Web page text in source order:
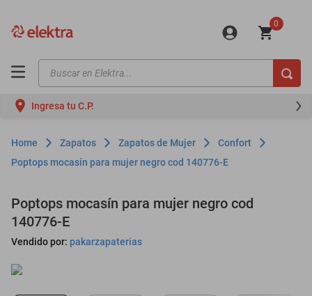
0
Buscar en Elektra...
Ingresa tu C.P.
Zapatos Zapatos de Mujer
Confort
Poptops mocasín para mujer negro cod 140776-E
Poptops mocasín para mujer negro cod
140776-E
Vendido por: pakarzapaterias
motos
moto
celulares
refrigeradores
lavadoras